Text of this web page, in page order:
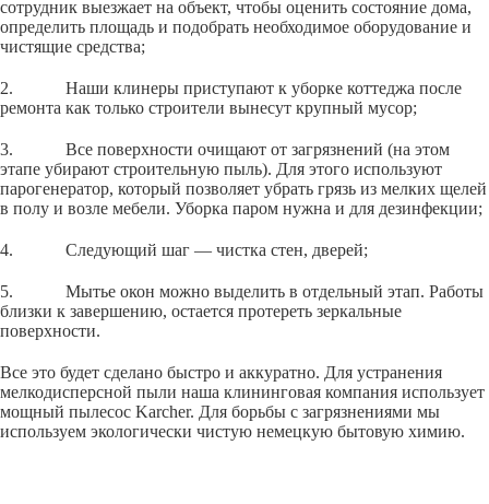
сотрудник выезжает на объект, чтобы оценить состояние дома,
определить площадь и подобрать необходимое оборудование и
чистящие средства;
2. Наши клинеры приступают к уборке коттеджа после
ремонта как только строители вынесут крупный мусор;
3. Все поверхности очищают от загрязнений (на этом
этапе убирают строительную пыль). Для этого используют
парогенератор, который позволяет убрать грязь из мелких щелей
в полу и возле мебели. Уборка паром нужна и для дезинфекции;
4. Следующий шаг — чистка стен, дверей;
5. Мытье окон можно выделить в отдельный этап. Работы
близки к завершению, остается протереть зеркальные
поверхности.
Все это будет сделано быстро и аккуратно. Для устранения
мелкодисперсной пыли наша клининговая компания использует
мощный пылесос Karcher. Для борьбы с загрязнениями мы
используем экологически чистую немецкую бытовую химию.